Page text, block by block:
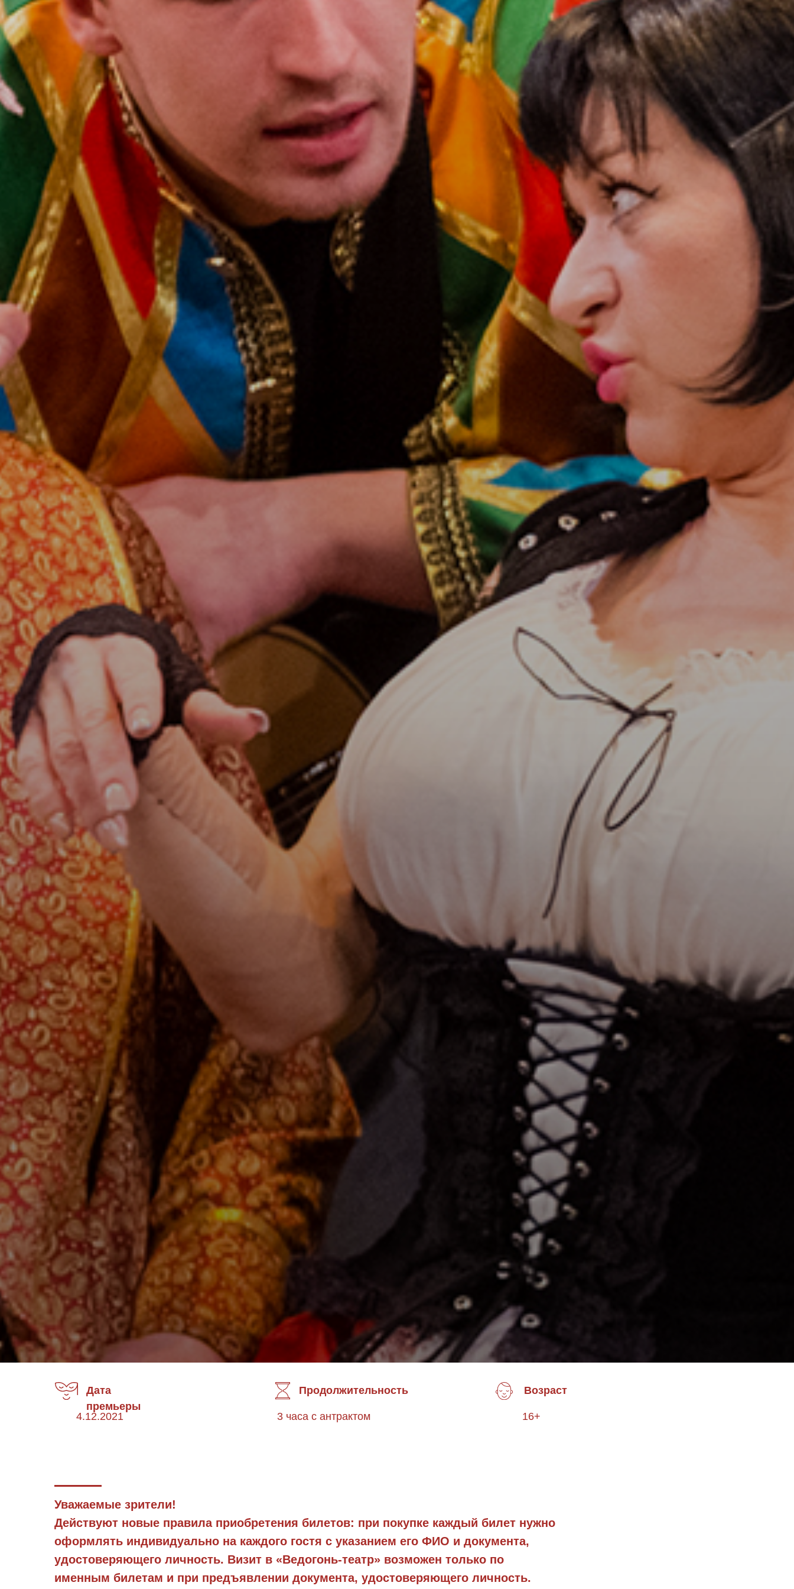
Дата
премьеры
Продолжительность
4.12.2021 3 часа с антрактом 16+
Возраст
Уважаемые зрители!
Действуют новые правила приобретения билетов: при покупке каждый билет нужно
оформлять индивидуально на каждого гостя с указанием его ФИО и документа,
удостоверяющего личность. Визит в «Ведогонь-театр» возможен только по
именным билетам и при предъявлении документа, удостоверяющего личность.